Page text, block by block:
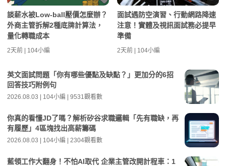
談薪水被Low-ball壓價怎麼辦？
外商主管拆解2種底牌計算法，
量化轉職成本
2天前 | 104小編
面試遇防空演習、行動網路降速
注意！實體及視訊面試務必提早
準備
2天前 | 104小編
英文面試問題「你有哪些優點及缺點？」更加分的6招
回答技巧附例句
2026.08.03 | 104小編 | 9531觀看數
你真的看懂JD了嗎？解析矽谷求職邏輯「先有職缺，再
有履歷」4區塊找出高薪籌碼
2026.08.03 | 104小編 | 2304觀看數
藍領工作大翻身！不怕AI取代 企業主管改開計程車：1